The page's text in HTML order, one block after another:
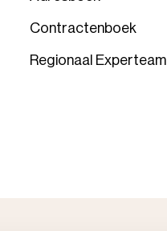
Contractenboek
Regionaal Experteam